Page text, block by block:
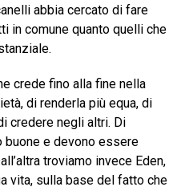
abbia cercato di fare
in comune quanto quelli che
crede fino alla fine nella
di renderla più equa, di
credere negli altri. Di
buone e devono essere
troviamo invece Eden,
vita, sulla base del fatto che